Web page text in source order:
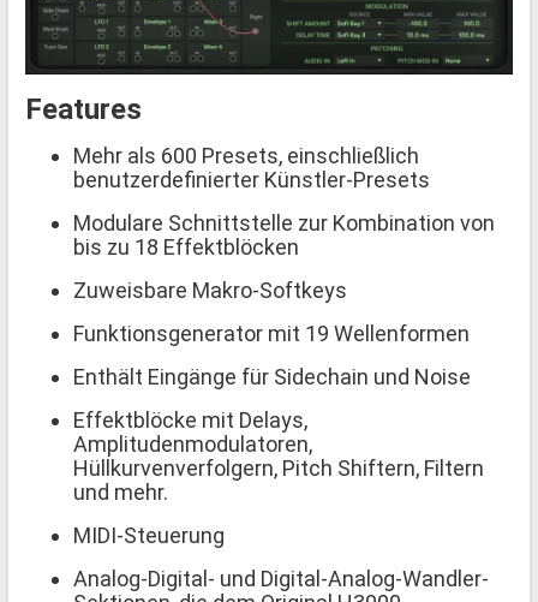
Features
Mehr als 600 Presets, einschließlich
benutzerdefinierter Künstler-Presets
Modulare Schnittstelle zur Kombination von
bis zu 18 Effektblöcken
Zuweisbare Makro-Softkeys
Funktionsgenerator mit 19 Wellenformen
Enthält Eingänge für Sidechain und Noise
Effektblöcke mit Delays,
Amplitudenmodulatoren,
Hüllkurvenverfolgern, Pitch Shiftern, Filtern
und mehr.
MIDI-Steuerung
Analog-Digital- und Digital-Analog-Wandler-